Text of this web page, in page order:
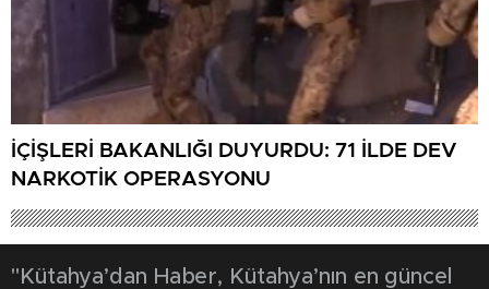
İÇİŞLERİ BAKANLIĞI DUYURDU: 71 İLDE DEV
NARKOTİK OPERASYONU
"Kütahya’dan Haber, Kütahya’nın en güncel